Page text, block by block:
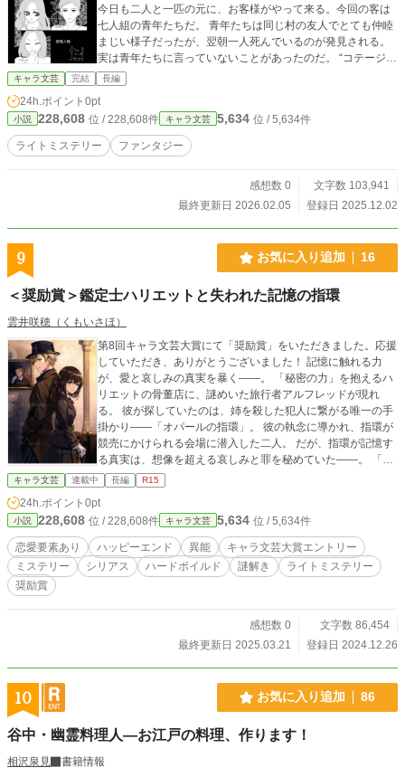
今日も二人と一匹の元に、お客様がやって来る。今回の客は
七人組の青年たちだ。 青年たちは同じ村の友人でとても仲睦
まじい様子だったが、翌朝一人死んでいるのが発見される。
実は青年たちに言っていないことがあったのだ。 “コテージに
男女で宿泊すると、必ず誰か死ぬ” 昨夜青年たちにいったい何
があったというのか。 シルバーは自身の信念のため、そして
お客様に快適に過ごしてもらうために、事件を解決へと導
く。 ※表紙自作 ※キャラクターの参考にしてください
キャラ文芸 完結 長編
24h.ポイント 0pt
小説 228,608 位 / 228,608件 キャラ文芸 5,634 位 / 5,634件
ライトミステリー ファンタジー
感想数 0
文字数 103,941
最終更新日 2026.02.05
登録日 2025.12.02
9 お気に入り追加 16
＜奨励賞＞鑑定士ハリエットと失われた記憶の指環
雲井咲穂（くもいさほ）
第8回キャラ文芸大賞にて「奨励賞」をいただきました。応援
していただき、ありがとうございました！ 記憶に触れる力
が、愛と哀しみの真実を暴く――。 「秘密の力」を抱えるハ
リエットの骨董店に、謎めいた旅行者アルフレッドが現れ
る。 彼が探していたのは、姉を殺した犯人に繋がる唯一の手
掛かり――「オパールの指環」。 彼の執念に導かれ、指環が
競売にかけられる会場に潜入した二人。 だが、指環が記憶す
る真実は、想像を超える哀しみと罪を秘めていた――。 「人
の心や記憶を読み取る」能力によって、他人との繋がりに恐
れを抱くハリエット。 心に深い傷を抱える青年と共に、指環
を追い求めながら、事件の真相に迫っていく。 記憶に刻まれ
た哀しみと、過去の罪が紐解かれたとき、二人が選ぶ未来と
は？ ーーーーーーーーーーーーー 2025年 第8回キャラ文芸
大賞にて「奨励賞」をいただきました。 応援してくださった
皆様、読んでいただいた皆様。本当にありがとうございまし
キャラ文芸 連載中 長編 R15
24h.ポイント 0pt
小説 228,608 位 / 228,608件 キャラ文芸 5,634 位 / 5,634件
恋愛要素あり ハッピーエンド 異能
キャラ文芸大賞エントリー
ミステリー
シリアス ハードボイルド 謎解き
ライトミステリー
奨励賞
感想数 0
文字数 86,454
最終更新日 2025.03.21
登録日 2024.12.26
10 お気に入り追加 86
谷中・幽霊料理人―お江戸の料理、作ります！
相沢泉見
書籍情報